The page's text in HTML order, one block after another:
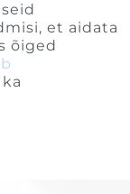
et aidata
õiged